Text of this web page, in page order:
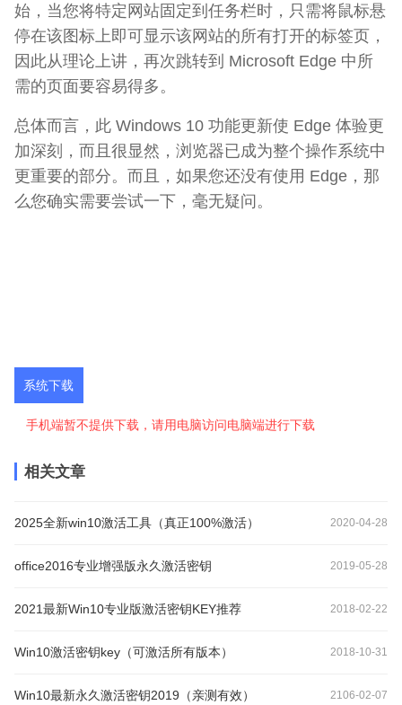
始，当您将特定网站固定到任务栏时，只需将鼠标悬
停在该图标上即可显示该网站的所有打开的标签页，
因此从理论上讲，再次跳转到 Microsoft Edge 中所
需的页面要容易得多。
总体而言，此 Windows 10 功能更新使 Edge 体验更
加深刻，而且很显然，浏览器已成为整个操作系统中
更重要的部分。而且，如果您还没有使用 Edge，那
么您确实需要尝试一下，毫无疑问。
系统下载
手机端暂不提供下载，请用电脑访问电脑端进行下载
相关文章
2025全新win10激活工具（真正100%激活） 2020-04-28
office2016专业增强版永久激活密钥 2019-05-28
2021最新Win10专业版激活密钥KEY推荐 2018-02-22
Win10激活密钥key（可激活所有版本） 2018-10-31
Win10最新永久激活密钥2019（亲测有效） 2106-02-07